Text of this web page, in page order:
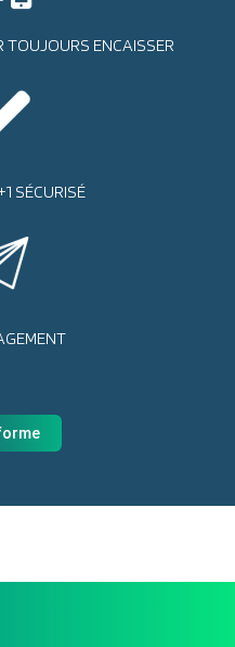
TOUJOURS ENCAISSER
SÉCURISÉ